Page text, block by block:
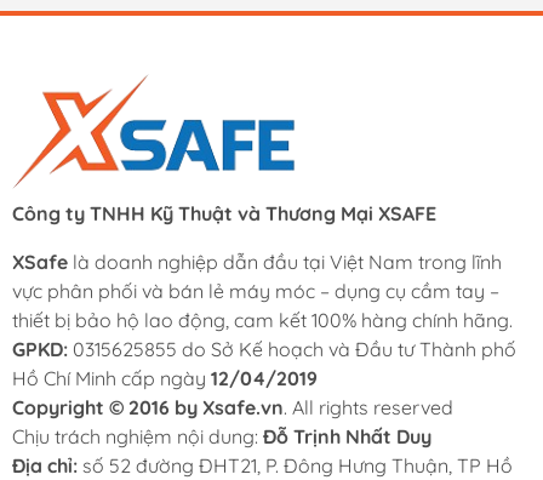
Công ty TNHH Kỹ Thuật và Thương Mại XSAFE
XSafe là doanh nghiệp dẫn đầu tại Việt Nam trong lĩnh
vực phân phối và bán lẻ máy móc – dụng cụ cầm tay –
thiết bị bảo hộ lao động, cam kết 100% hàng chính hãng.
GPKD: 0315625855 do Sở Kế hoạch và Đầu tư Thành phố
Hồ Chí Minh cấp ngày 12/04/2019
Copyright © 2016 by Xsafe.vn. All rights reserved
Chịu trách nghiệm nội dung: Đỗ Trịnh Nhất Duy
Địa chỉ: số 52 đường ĐHT21, P. Đông Hưng Thuận, TP Hồ